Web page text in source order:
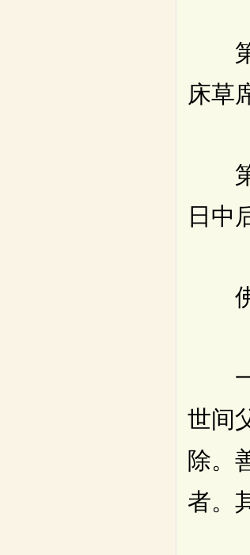
第
床草
第
日中
佛
一
世间
除。
者。